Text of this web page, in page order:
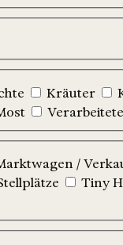
Kräuter
/
Tiny